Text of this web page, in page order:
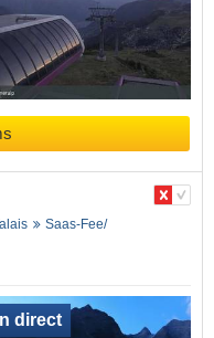
Saas-Fee/​
direct